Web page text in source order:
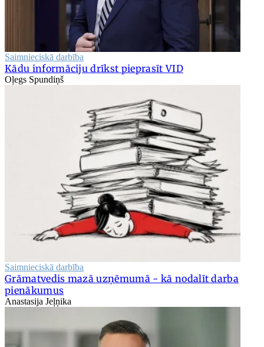
Saimnieciskā darbība
Kādu informāciju drīkst pieprasīt VID
Oļegs Spundiņš
Saimnieciskā darbība
Grāmatvedis mazā uzņēmumā - kā nodalīt darba
pienākumus
Anastasija Jeļņika